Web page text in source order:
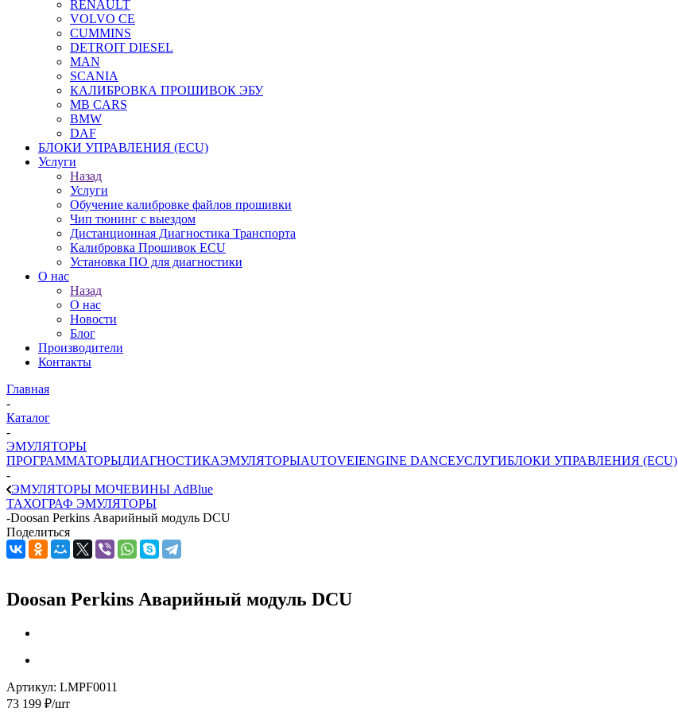
RENAULT
VOLVO CE
CUMMINS
DETROIT DIESEL
MAN
SCANIA
КАЛИБРОВКА ПРОШИВОК ЭБУ
MB CARS
BMW
DAF
БЛОКИ УПРАВЛЕНИЯ (ECU)
Услуги
Назад
Услуги
Обучение калибровке файлов прошивки
Чип тюнинг с выездом
Дистанционная Диагностика Транспорта
Калибровка Прошивок ECU
Установка ПО для диагностики
О нас
Назад
О нас
Новости
Блог
Производители
Контакты
Главная
-
Каталог
-
ЭМУЛЯТОРЫ
ПРОГРАММАТОРЫДИАГНОСТИКАЭМУЛЯТОРЫAUTOVEIENGINE DANCEУСЛУГИБЛОКИ УПРАВЛЕНИЯ (ECU)
-
ЭМУЛЯТОРЫ МОЧЕВИНЫ АdBlue
ТАХОГРАФ ЭМУЛЯТОРЫ
-Doosan Perkins Аварийный модуль DCU
Поделиться
Doosan Perkins Аварийный модуль DCU
Артикул: LMPF0011
73 199 ₽/шт